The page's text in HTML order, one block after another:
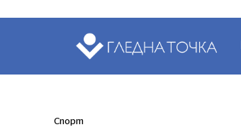
Спорт